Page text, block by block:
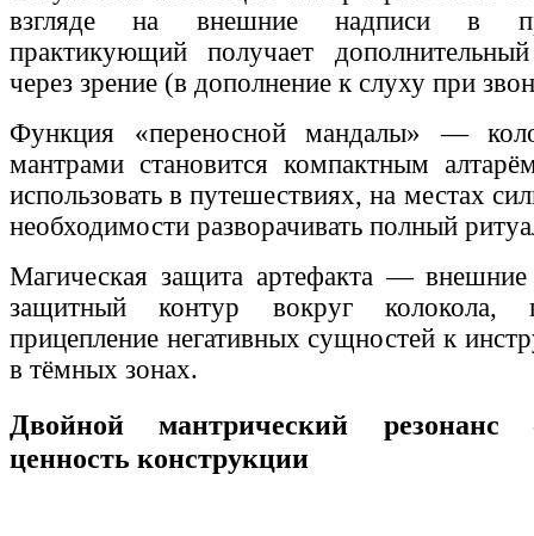
взгляде на внешние надписи в
практикующий получает
через зрение (в дополнение к слуху при
Функция «переносной мандалы» —
мантрами становится компактным
использовать в путешествиях, на местах
необходимости разворачивать полный
Магическая защита артефакта —
защитный контур вокруг колокола,
прицепление негативных сущностей к
в тёмных зонах.
Двойной мантрический
ценность конструкции